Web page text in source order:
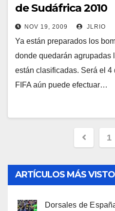
de Sudáfrica 2010
NOV 19, 2009 JLRIO
Ya están preparados los
donde quedarán agrupadas
están clasificadas. Será el
FIFA aún puede efectuar…
1
ARTÍCULOS MÁS
Dorsales de